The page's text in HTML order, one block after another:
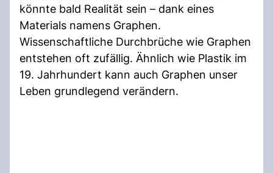
könnte bald Realität sein – dank eines
Materials namens Graphen.
Wissenschaftliche Durchbrüche wie Graphen
entstehen oft zufällig. Ähnlich wie Plastik im
19. Jahrhundert kann auch Graphen unser
Leben grundlegend verändern.